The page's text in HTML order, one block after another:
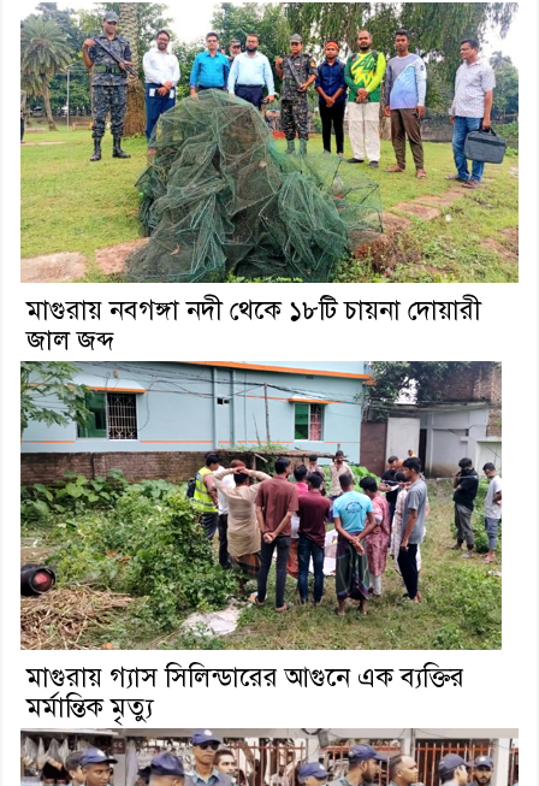
মাগুরায় নবগঙ্গা নদী থেকে ১৮টি চায়না দোয়ারী
জাল জব্দ
মাগুরায় গ্যাস সিলিন্ডারের আগুনে এক ব্যক্তির
মর্মান্তিক মৃত্যু